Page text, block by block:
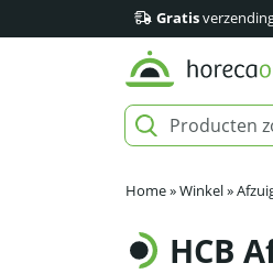
Gratis
Home»Winkel»
HCB